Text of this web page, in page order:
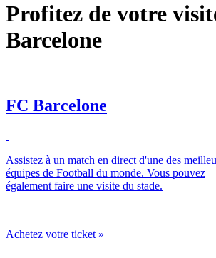
Profitez de votre
Barcelone
FC Barcelone
Assistez à un match en direct d'une des
équipes de Football du monde. Vous pouvez
également faire une visite du stade.
Achetez votre ticket »